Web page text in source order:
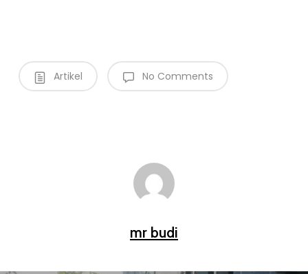
Artikel No Comments
mr budi